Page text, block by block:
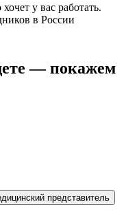
у вас работать.
в России
— покажем
представитель